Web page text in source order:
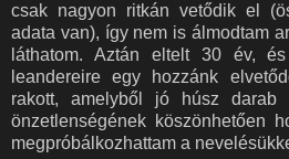
csak nagyon ritkán vetődik el
adata van), így nem is álmodtam
láthatom. Aztán eltelt 30 év,
leandereire egy hozzánk
rakott, amelyből jó húsz darab
önzetlenségének köszönhetően
megpróbálkozhattam a